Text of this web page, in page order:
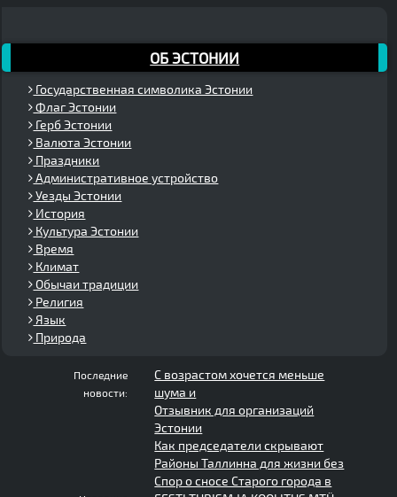
ОБ ЭСТОНИИ
Государственная символика Эстонии
Флаг Эстонии
Герб Эстонии
Валюта Эстонии
Праздники
Административное устройство
Уезды Эстонии
История
Культура Эстонии
Время
Климат
Обычаи традиции
Религия
Язык
Природа
Последние
новости:
С возрастом хочется меньше
шума и
Отзывник для организаций
Эстонии
Как председатели скрывают
Районы Таллинна для жизни без
Спор о сносе Старого города в